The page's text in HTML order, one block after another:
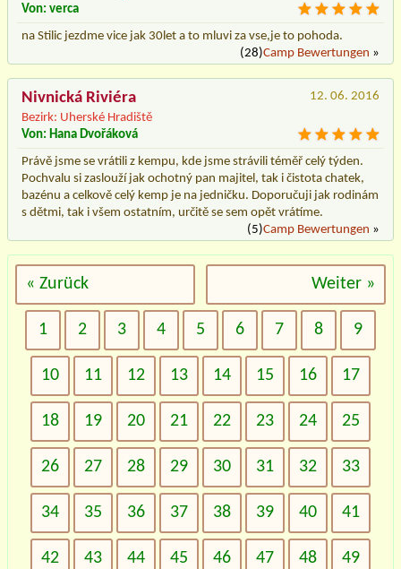
Von: verca
na Stilic jezdme vice jak 30let a to mluvi za vse,je to pohoda.
(28)Camp Bewertungen »
Nivnická Riviéra
Bezirk: Uherské Hradiště
12. 06. 2016
Von: Hana Dvořáková
Právě jsme se vrátili z kempu, kde jsme strávili téměř celý týden.
Pochvalu si zaslouží jak ochotný pan majitel, tak i čistota chatek,
bazénu a celkově celý kemp je na jedničku. Doporučuji jak rodinám
s dětmi, tak i všem ostatním, určitě se sem opět vrátíme.
(5)Camp Bewertungen »
« Zurück Weiter »
1 2 3 4 5 6 7 8 9
10 11 12 13 14 15 16 17
18 19 20 21 22 23 24 25
26 27 28 29 30 31 32 33
34 35 36 37 38 39 40 41
42 43 44 45 46 47 48 49